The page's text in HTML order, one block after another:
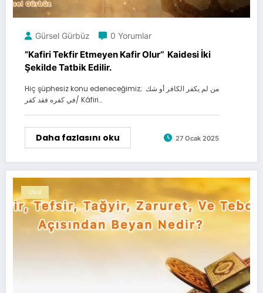
Gürsel Gürbüz 0 Yorumlar
”Kafiri Tekfir Etmeyen Kafir Olur’’ Kaidesi İki
Şekilde Tatbik Edilir.
Hiç şüphesiz konu edeneceğimiz; من لم يكفر الكافر أو شك
في كفره فقد كفر/ Kâfiri…
Daha fazlasını oku 27 Ocak 2025
Usul